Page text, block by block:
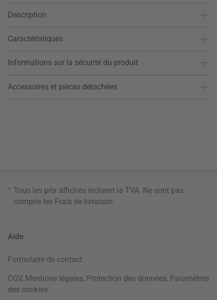
Description
Caractéristiques
Informations sur la sécurité du produit
Accessoires et pièces détachées
* Tous les prix affichés incluent la TVA. Ne sont pas
compris les Frais de livraison
Aide
Formulaire de contact
CGV, Mentions légales, Protection des données, Paramètres
des cookies